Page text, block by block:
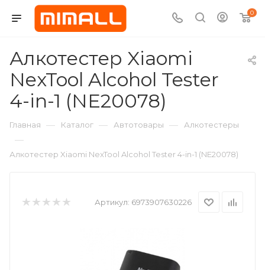
0
Алкотестер Xiaomi
NexTool Alcohol Tester
4-in-1 (NE20078)
Главная — Каталог — Автотовары — Алкотестеры
—
Алкотестер Xiaomi NexTool Alcohol Tester 4-in-1 (NE20078)
Артикул: 6973907630226